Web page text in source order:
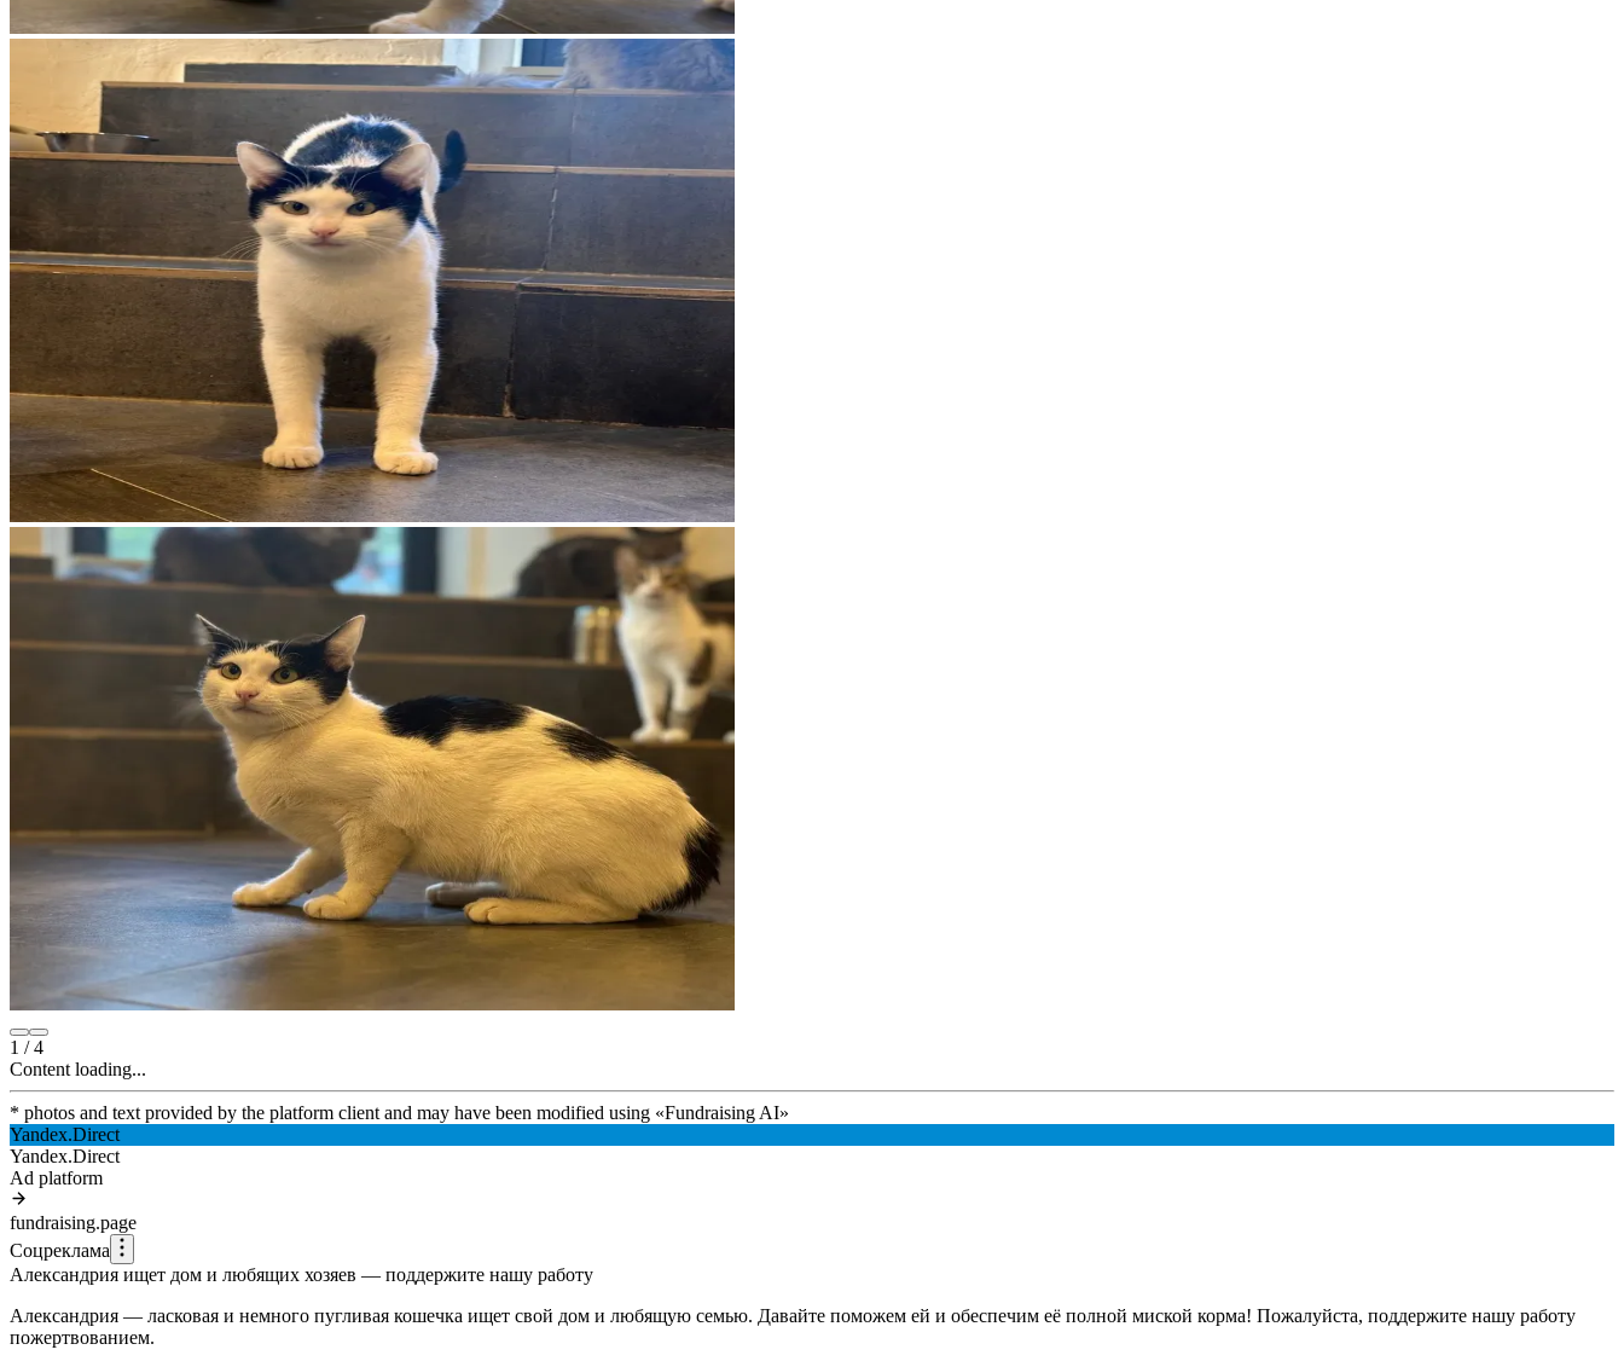
1 /4
Content loading...
* photos and text provided by the platform client and may have been modified using «Fundraising AI»
Yandex.Direct
Yandex.Direct
Ad platform
fundraising.page
Соцреклама
Александрия ищет дом и любящих хозяев — поддержите нашу работу
Александрия — ласковая и немного пугливая кошечка ищет свой дом и любящую семью. Давайте поможем ей и обеспечим её полной миской корма! Пожалуйста, поддержите нашу работу
пожертвованием.